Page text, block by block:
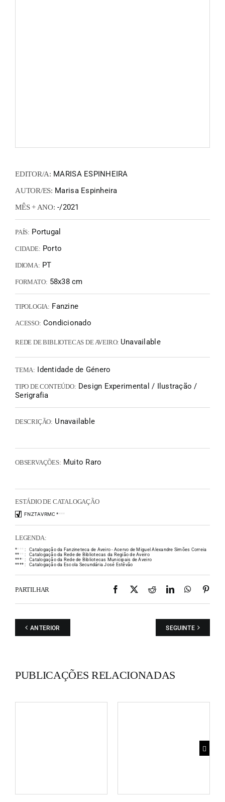
EDITOR/A: MARISA ESPINHEIRA
AUTOR/ES: Marisa Espinheira
MÊS + ANO: -/2021
PAÍS: Portugal
CIDADE: Porto
IDIOMA: PT
FORMATO: 58x38 cm
TIPOLOGIA: Fanzine
ACESSO: Condicionado
REDE DE BIBLIOTECAS DE AVEIRO: Unavailable
TEMA: Identidade de Género
TIPO DE CONTEÚDO: Design Experimental / Ilustração /
Serigrafia
DESCRIÇÃO: Unavailable
OBSERVAÇÕES: Muito Raro
ESTÁDIO DE CATALOGAÇÃO
FNZTAVRMC ****
LEGENDA:
** * * :
Catalogação da Fanzineteca de Aveiro - Acervo de Miguel Alexandre Simões Correia
** * * :
Catalogação da Rede de Bibliotecas da Região de Aveiro
**** :
Catalogação da Rede de Bibliotecas Municipais de Aveiro
**** : Catalogação da Escola Secundária José Estêvão
PARTILHAR Facebook
X RedditLinkedIn
ANTERIOR SEGUINTE
PUBLICAÇÕES RELACIONADAS